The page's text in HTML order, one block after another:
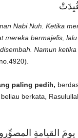
Nabi Nuh. Ketika
mereka bermajelis,
Namun
paling pedih,
berkata,
يومَ القيامةِ